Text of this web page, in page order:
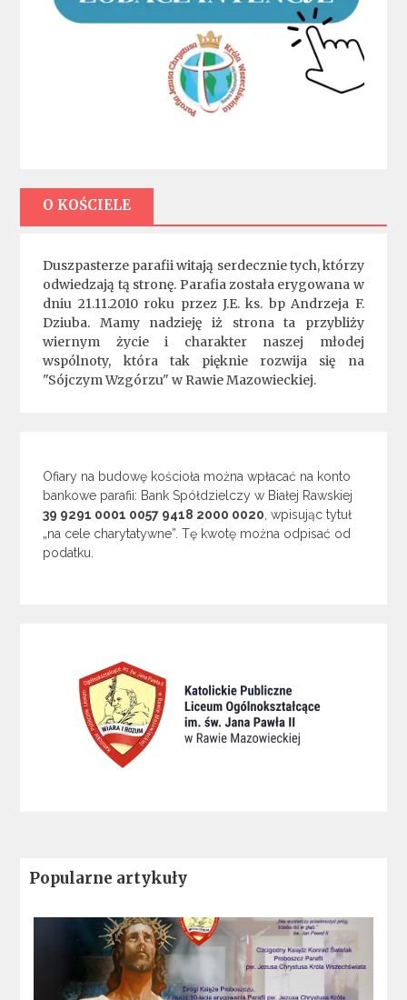
O KOŚCIELE
Duszpasterze parafii witają serdecznie tych, którzy
odwiedzają tą stronę. Parafia została erygowana w
dniu 21.11.2010 roku przez J.E. ks. bp Andrzeja F.
Dziuba. Mamy nadzieję iż strona ta przybliży
wiernym życie i charakter naszej młodej
wspólnoty, która tak pięknie rozwija się na
"Sójczym Wzgórzu" w Rawie Mazowieckiej.
Ofiary na budowę kościoła można wpłacać na konto
bankowe parafii: Bank Spółdzielczy w Białej Rawskiej
39 9291 0001 0057 9418 2000 0020, wpisując tytuł
„na cele charytatywne”. Tę kwotę można odpisać od
podatku.
Popularne artykuły